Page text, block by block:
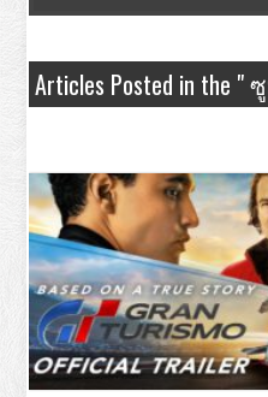
Articles Posted in the "